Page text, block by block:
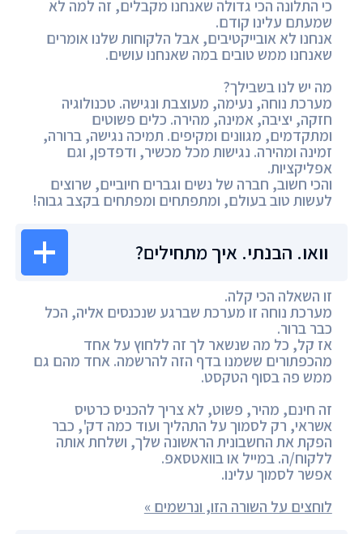
כי התלונה הכי גדולה שאנחנו מקבלים, זה למה לא
שמעתם עלינו קודם.
אנחנו לא אובייקטיבים, אבל הלקוחות שלנו אומרים
שאנחנו ממש טובים במה שאנחנו עושים.
מה יש לנו בשבילך?
מערכת נוחה, נעימה, מעוצבת ונגישה. טכנולוגיה
חזקה, יציבה, אמינה, מהירה. כלים פשוטים
ומתקדמים, מגוונים ומקיפים. תמיכה נגישה, ברורה,
זמינה ומהירה. נגישות מכל מכשיר, ודפדפן, וגם
אפליקציות.
והכי חשוב, חברה של נשים וגברים חיוביים, שרוצים
לעשות טוב בעולם, ומתפתחים ומפתחים בקצב גבוה!
וואו. הבנתי. איך מתחילים?
זו השאלה הכי קלה.
מערכת נוחה זו מערכת שברגע שנכנסים אליה, הכל
כבר ברור.
אז קל, כל מה שנשאר לך זה ללחוץ על אחד
מהכפתורים ששמנו בדף הזה להרשמה. אחד מהם גם
ממש פה בסוף הטקסט.
זה חינם, מהיר, פשוט, לא צריך להכניס כרטיס
אשראי, רק לסמוך על התהליך ועוד כמה דק', כבר
הפקת את החשבונית הראשונה שלך, ושלחת אותה
ללקוח/ה. במייל או בוואטסאפ.
אפשר לסמוך עלינו.
לוחצים על השורה הזו, ונרשמים »